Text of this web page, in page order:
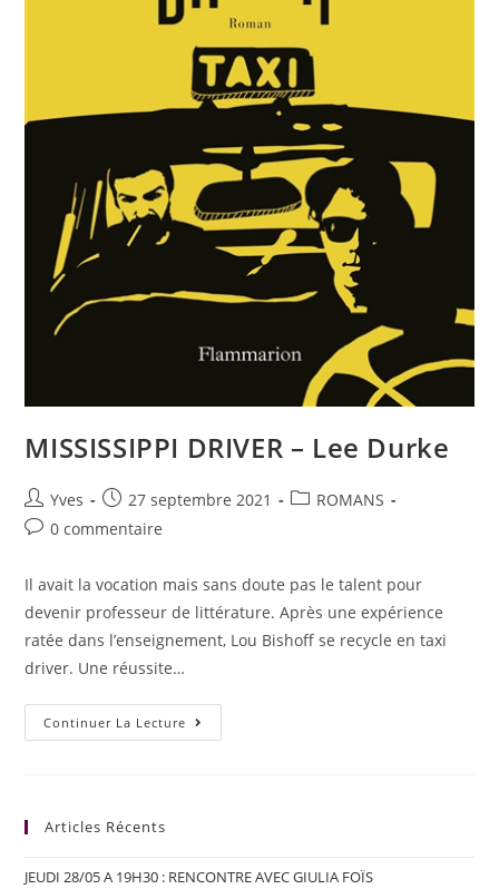
MISSISSIPPI DRIVER – Lee Durke
Yves 27 septembre 2021
ROMANS
0 commentaire
Il avait la vocation mais sans doute pas le talent pour
devenir professeur de littérature. Après une expérience
ratée dans l’enseignement, Lou Bishoff se recycle en taxi
driver. Une réussite…
Continuer La Lecture
Articles Récents
JEUDI 28/05 A 19H30 : RENCONTRE AVEC GIULIA FOÏS